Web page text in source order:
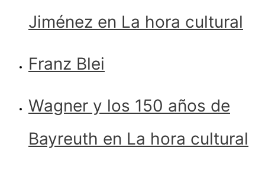
Jiménez en La hora cultural
Franz Blei
Wagner y los 150 años de
Bayreuth en La hora cultural